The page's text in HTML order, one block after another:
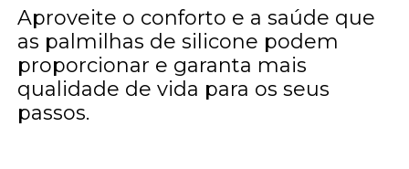
Aproveite o conforto e a saúde que
as palmilhas de silicone podem
proporcionar e garanta mais
qualidade de vida para os seus
passos.